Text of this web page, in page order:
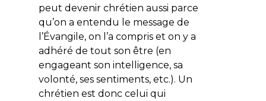
peut devenir chrétien aussi parce
qu’on a entendu le message de
l’Évangile, on l’a compris et on y a
adhéré de tout son être (en
engageant son intelligence, sa
volonté, ses sentiments, etc.). Un
chrétien est donc celui qui